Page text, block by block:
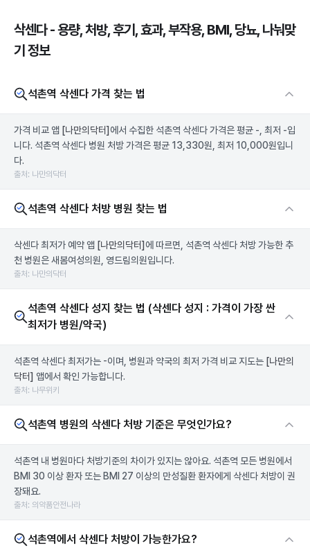
삭센다 - 용량, 처방, 후기, 효과, 부작용, BMI, 당뇨, 나눠맞
기 정보
석촌역 삭센다 가격 찾는 법
가격 비교 앱 [나만의닥터] 에서 수집한 석촌역 삭센다 가격은 평균 -, 최저 -입
니다. 석촌역 삭센다 병원 처방 가격은 평균 13,330원, 최저 10,000원입니
다.
출처: 나만의닥터
석촌역 삭센다 처방 병원 찾는 법
삭센다 최저가 예약 앱 [나만의닥터] 에 따르면, 석촌역 삭센다 처방 가능한 추
천 병원은 새봄여성의원, 영드림의원입니다.
출처: 나만의닥터
석촌역 삭센다 성지 찾는 법 (삭센다 성지 : 가격이 가장 싼
최저가 병원/약국)
석촌역 삭센다 최저가는 -이며, 병원과 약국의 최저 가격 비교 지도는 [나만의
닥터] 앱에서 확인 가능합니다.
출처: 나무위키
석촌역 병원의 삭센다 처방 기준은 무엇인가요?
석촌역 내 병원마다 처방기준의 차이가 있지는 않아요. 석촌역 모든 병원에서
BMI 30 이상 환자 또는 BMI 27 이상의 만성질환 환자에게 삭센다 처방이 권
장돼요.
출처: 의약품안전나라
석촌역에서 삭센다 처방이 가능한가요?